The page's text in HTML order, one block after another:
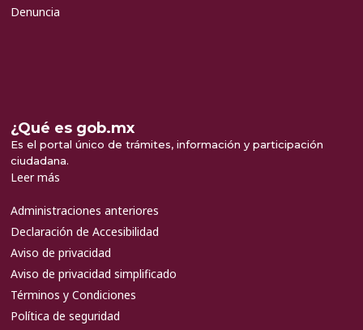
Denuncia
¿Qué es gob.mx
Es el portal único de trámites, información y participación
ciudadana.
Leer más
Administraciones anteriores
Declaración de Accesibilidad
Aviso de privacidad
Aviso de privacidad simplificado
Términos y Condiciones
Política de seguridad